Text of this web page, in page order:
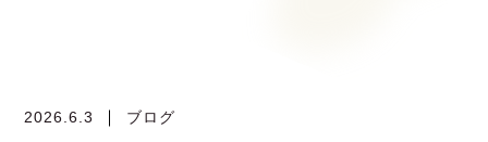
2026.6.3 ブログ